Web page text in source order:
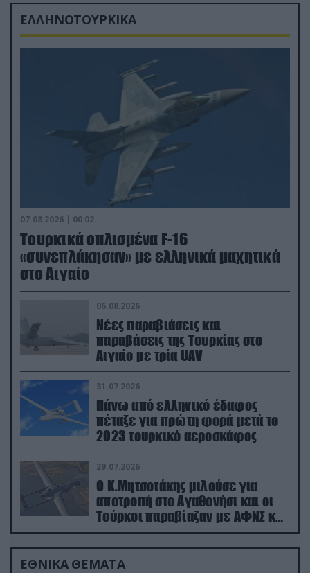
ΕΛΛΗΝΟΤΟΥΡΚΙΚΑ
07.08.2026 | 00:02
Τουρκικά οπλισμένα F-16
«συνεπλάκησαν» με ελληνικά μαχητικά
στο Αιγαίο
06.08.2026
Νέες παραβιάσεις και
παραβάσεις της Τουρκίας στο
Αιγαίο με τρία UAV
31.07.2026
Πάνω από ελληνικό έδαφος
πέταξε για πρώτη φορά μετά το
2023 τουρκικό αεροσκάφος
29.07.2026
Ο Κ.Μητσοτάκης μιλούσε για
αποτροπή στο Αγαθονήσι και οι
Τούρκοι παραβίαζαν με ΑΦΝΣ και
drone
ΕΘΝΙΚΑ ΘΕΜΑΤΑ